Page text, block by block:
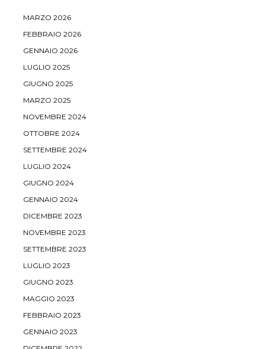
MARZO 2026
FEBBRAIO 2026
GENNAIO 2026
LUGLIO 2025
GIUGNO 2025
MARZO 2025
NOVEMBRE 2024
OTTOBRE 2024
SETTEMBRE 2024
LUGLIO 2024
GIUGNO 2024
GENNAIO 2024
DICEMBRE 2023
NOVEMBRE 2023
SETTEMBRE 2023
LUGLIO 2023
GIUGNO 2023
MAGGIO 2023
FEBBRAIO 2023
GENNAIO 2023